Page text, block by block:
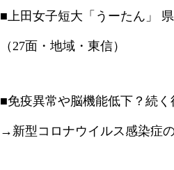
■上田女子短大「うーたん」
（27面・地域・東信）
■免疫異常や脳機能低下？続
→新型コロナウイルス感染症